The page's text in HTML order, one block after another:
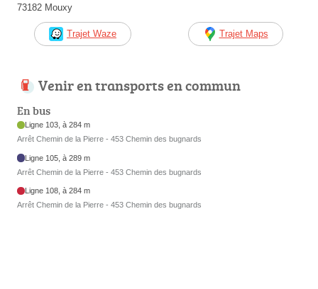
73182 Mouxy
Trajet Waze Trajet Maps
Venir en transports en commun
En bus
Ligne 103, à 284 m
Arrêt Chemin de la Pierre - 453 Chemin des bugnards
Ligne 105, à 289 m
Arrêt Chemin de la Pierre - 453 Chemin des bugnards
Ligne 108, à 284 m
Arrêt Chemin de la Pierre - 453 Chemin des bugnards